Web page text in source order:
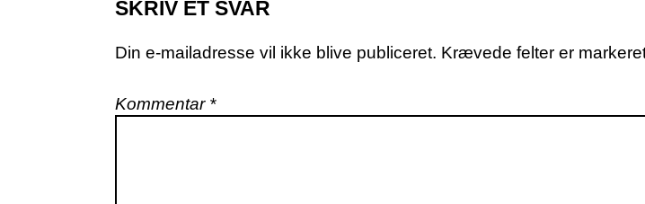
SKRIV ET SVAR
Din e-mailadresse vil ikke blive publiceret. Krævede felter er
Kommentar *